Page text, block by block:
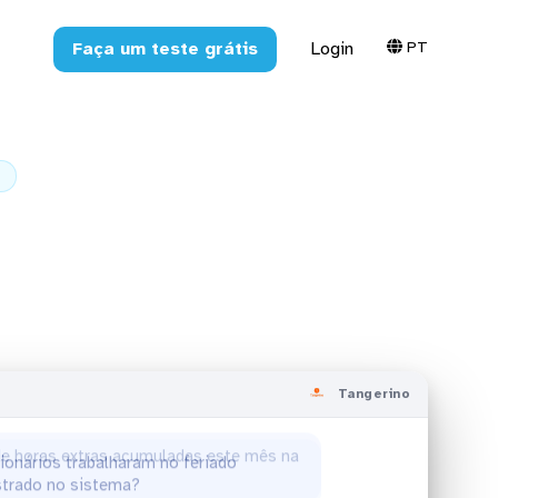
Faça um teste grátis Login PT
Tangerino
trabalharam no feriado
no sistema?